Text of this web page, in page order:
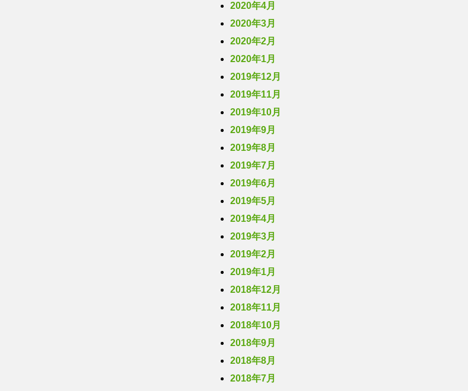
2020年4月
2020年3月
2020年2月
2020年1月
2019年12月
2019年11月
2019年10月
2019年9月
2019年8月
2019年7月
2019年6月
2019年5月
2019年4月
2019年3月
2019年2月
2019年1月
2018年12月
2018年11月
2018年10月
2018年9月
2018年8月
2018年7月